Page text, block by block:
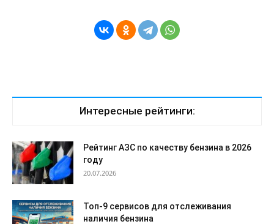
Интересные рейтинги:
Рейтинг АЗС по качеству бензина в 2026
году
20.07.2026
Топ-9 сервисов для отслеживания
наличия бензина